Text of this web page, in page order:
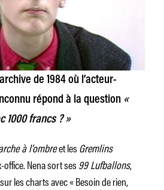
de 1984 où l’acteur-
répond à la question «
1000 francs ? »
à l’ombreet lesGremlins
Nena sort ses99 Lufballons,
les charts avec « Besoin de rien,